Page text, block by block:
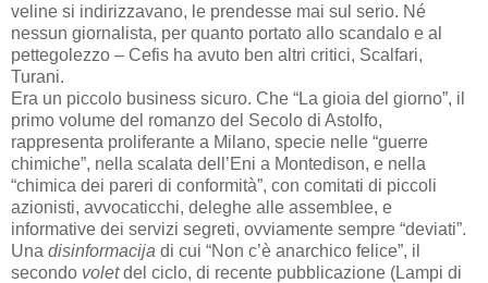
veline si indirizzavano, le prendesse mai sul serio. Né
nessun giornalista, per quanto portato allo scandalo e al
pettegolezzo – Cefis ha avuto ben altri critici, Scalfari,
Turani.
Era un piccolo business sicuro. Che “La gioia del giorno”, il
primo volume del romanzo del Secolo di Astolfo,
rappresenta proliferante a Milano, specie nelle “guerre
chimiche”, nella scalata dell’Eni a Montedison, e nella
“chimica dei pareri di conformità”, con comitati di piccoli
azionisti, avvocaticchi, deleghe alle assemblee, e
informative dei servizi segreti, ovviamente sempre “deviati”.
Una disinformacija di cui “Non c’è anarchico felice”, il
secondo voletdel ciclo, di recente pubblicazione (Lampi di